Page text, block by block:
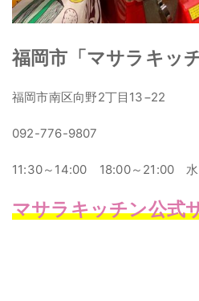
福岡市「マサラキッ
福岡市南区向野2丁目13−22
092-776-9807
11:30～14:00 18:00～21:00 水
マサラキッチン公式